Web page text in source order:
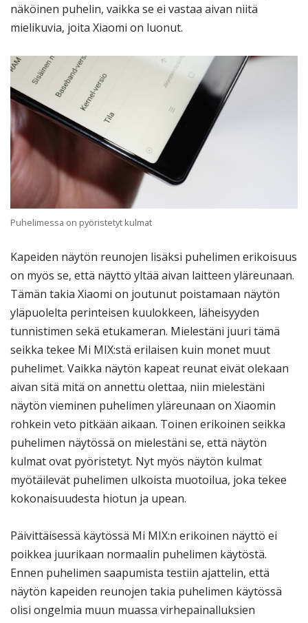
näköinen puhelin, vaikka se ei vastaa aivan niitä
mielikuvia, joita Xiaomi on luonut.
Puhelimessa on pyöristetyt kulmat
Kapeiden näytön reunojen lisäksi puhelimen erikoisuus
on myös se, että näyttö yltää aivan laitteen yläreunaan.
Tämän takia Xiaomi on joutunut poistamaan näytön
yläpuolelta perinteisen kuulokkeen, läheisyyden
tunnistimen sekä etukameran. Mielestäni juuri tämä
seikka tekee Mi MIX:stä erilaisen kuin monet muut
puhelimet. Vaikka näytön kapeat reunat eivät olekaan
aivan sitä mitä on annettu olettaa, niin mielestäni
näytön vieminen puhelimen yläreunaan on Xiaomin
rohkein veto pitkään aikaan. Toinen erikoinen seikka
puhelimen näytössä on mielestäni se, että näytön
kulmat ovat pyöristetyt. Nyt myös näytön kulmat
myötäilevät puhelimen ulkoista muotoilua, joka tekee
kokonaisuudesta hiotun ja upean.
Päivittäisessä käytössä Mi MIX:n erikoinen näyttö ei
poikkea juurikaan normaalin puhelimen käytöstä.
Ennen puhelimen saapumista testiin ajattelin, että
näytön kapeiden reunojen takia puhelimen käytössä
olisi ongelmia muun muassa virhepainalluksien